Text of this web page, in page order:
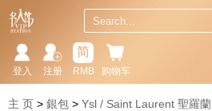
购物车
简
RMB
注册
登入
主 页 銀包 Ysl / Saint Laurent 聖羅蘭